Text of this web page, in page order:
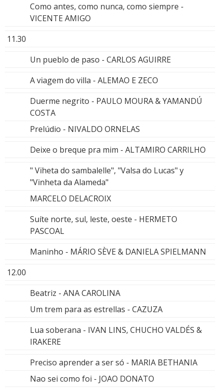
Como antes, como nunca, como siempre -
VICENTE AMIGO
11.30
Un pueblo de paso - CARLOS AGUIRRE
A viagem do villa - ALEMAO E ZECO
Duerme negrito - PAULO MOURA & YAMANDÚ
COSTA
Prelúdio - NIVALDO ORNELAS
Deixe o breque pra mim - ALTAMIRO CARRILHO
" Viheta do sambalelle", "Valsa do Lucas" y
"Vinheta da Alameda"
MARCELO DELACROIX
Suíte norte, sul, leste, oeste - HERMETO
PASCOAL
Maninho - MÁRIO SÈVE & DANIELA SPIELMANN
12.00
Beatriz - ANA CAROLINA
Um trem para as estrellas - CAZUZA
Lua soberana - IVAN LINS, CHUCHO VALDÉS &
IRAKERE
Preciso aprender a ser só - MARIA BETHANIA
Nao sei como foi - JOAO DONATO